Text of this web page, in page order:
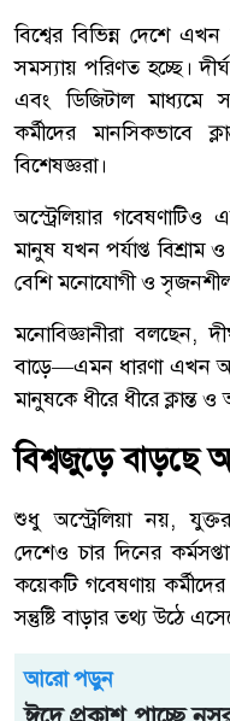
বিশ্বের বিভিন্ন দেশে
সমস্যায় পরিণত হচ্ছে।
এবং ডিজিটাল মাধ্যমে
কর্মীদের মানসিকভাবে
বিশেষজ্ঞরা।
অস্ট্রেলিয়ার
মানুষ যখন পর্যাপ্ত
বেশি মনোযোগী ও
মনোবিজ্ঞানীরা বলছেন,
বাড়ে—এমন ধারণা এখন
মানুষকে ধীরে ধীরে ক্লান্ত
বিশ্বজুড়ে বাড়ছে
শুধু অস্ট্রেলিয়া নয়,
দেশেও চার দিনের
কয়েকটি গবেষণায় কর্মীদের
সন্তুষ্টি বাড়ার তথ্য উঠে
আরো পড়ুন